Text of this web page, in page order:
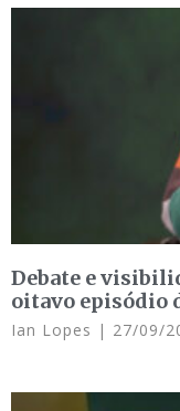
Debate e
oitavo episódio
Ian Lopes 27/09/